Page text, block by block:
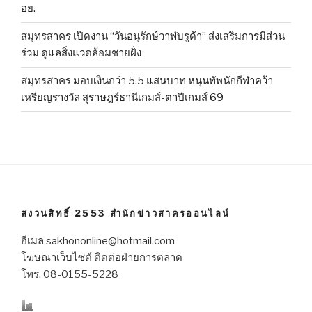
อย.
สมุทรสาคร เปิดงาน “วันอนุรักษ์วาฬบรูด้า” ส่งเสริมการมีส่วน
ร่วม ดูแลสิ่งแวดล้อมชายฝั่ง
สมุทรสาคร มอบเงินกว่า 5.5 แสนบาท หนุนทัพนักกีฬาคว้า
เหรียญรางวัล สุราษฎร์ธานีเกมส์-ตาปีเกมส์ 69
สงวนสิทธิ์ 2553 สำนักข่าวสาครออนไลน์
อีเมล sakhononline@hotmail.com
โฆษณาเว็บไซต์ ติดต่อฝ่ายการตลาด
โทร. 08-0155-5228